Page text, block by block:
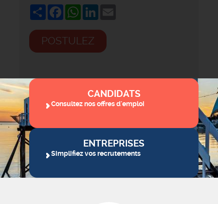
ShareFacebookWhatsApp
LinkedIn
POSTULEZ
CANDIDATS
Consultez nos offres d'emploi
ENTREPRISES
Simplifiez vos recrutements